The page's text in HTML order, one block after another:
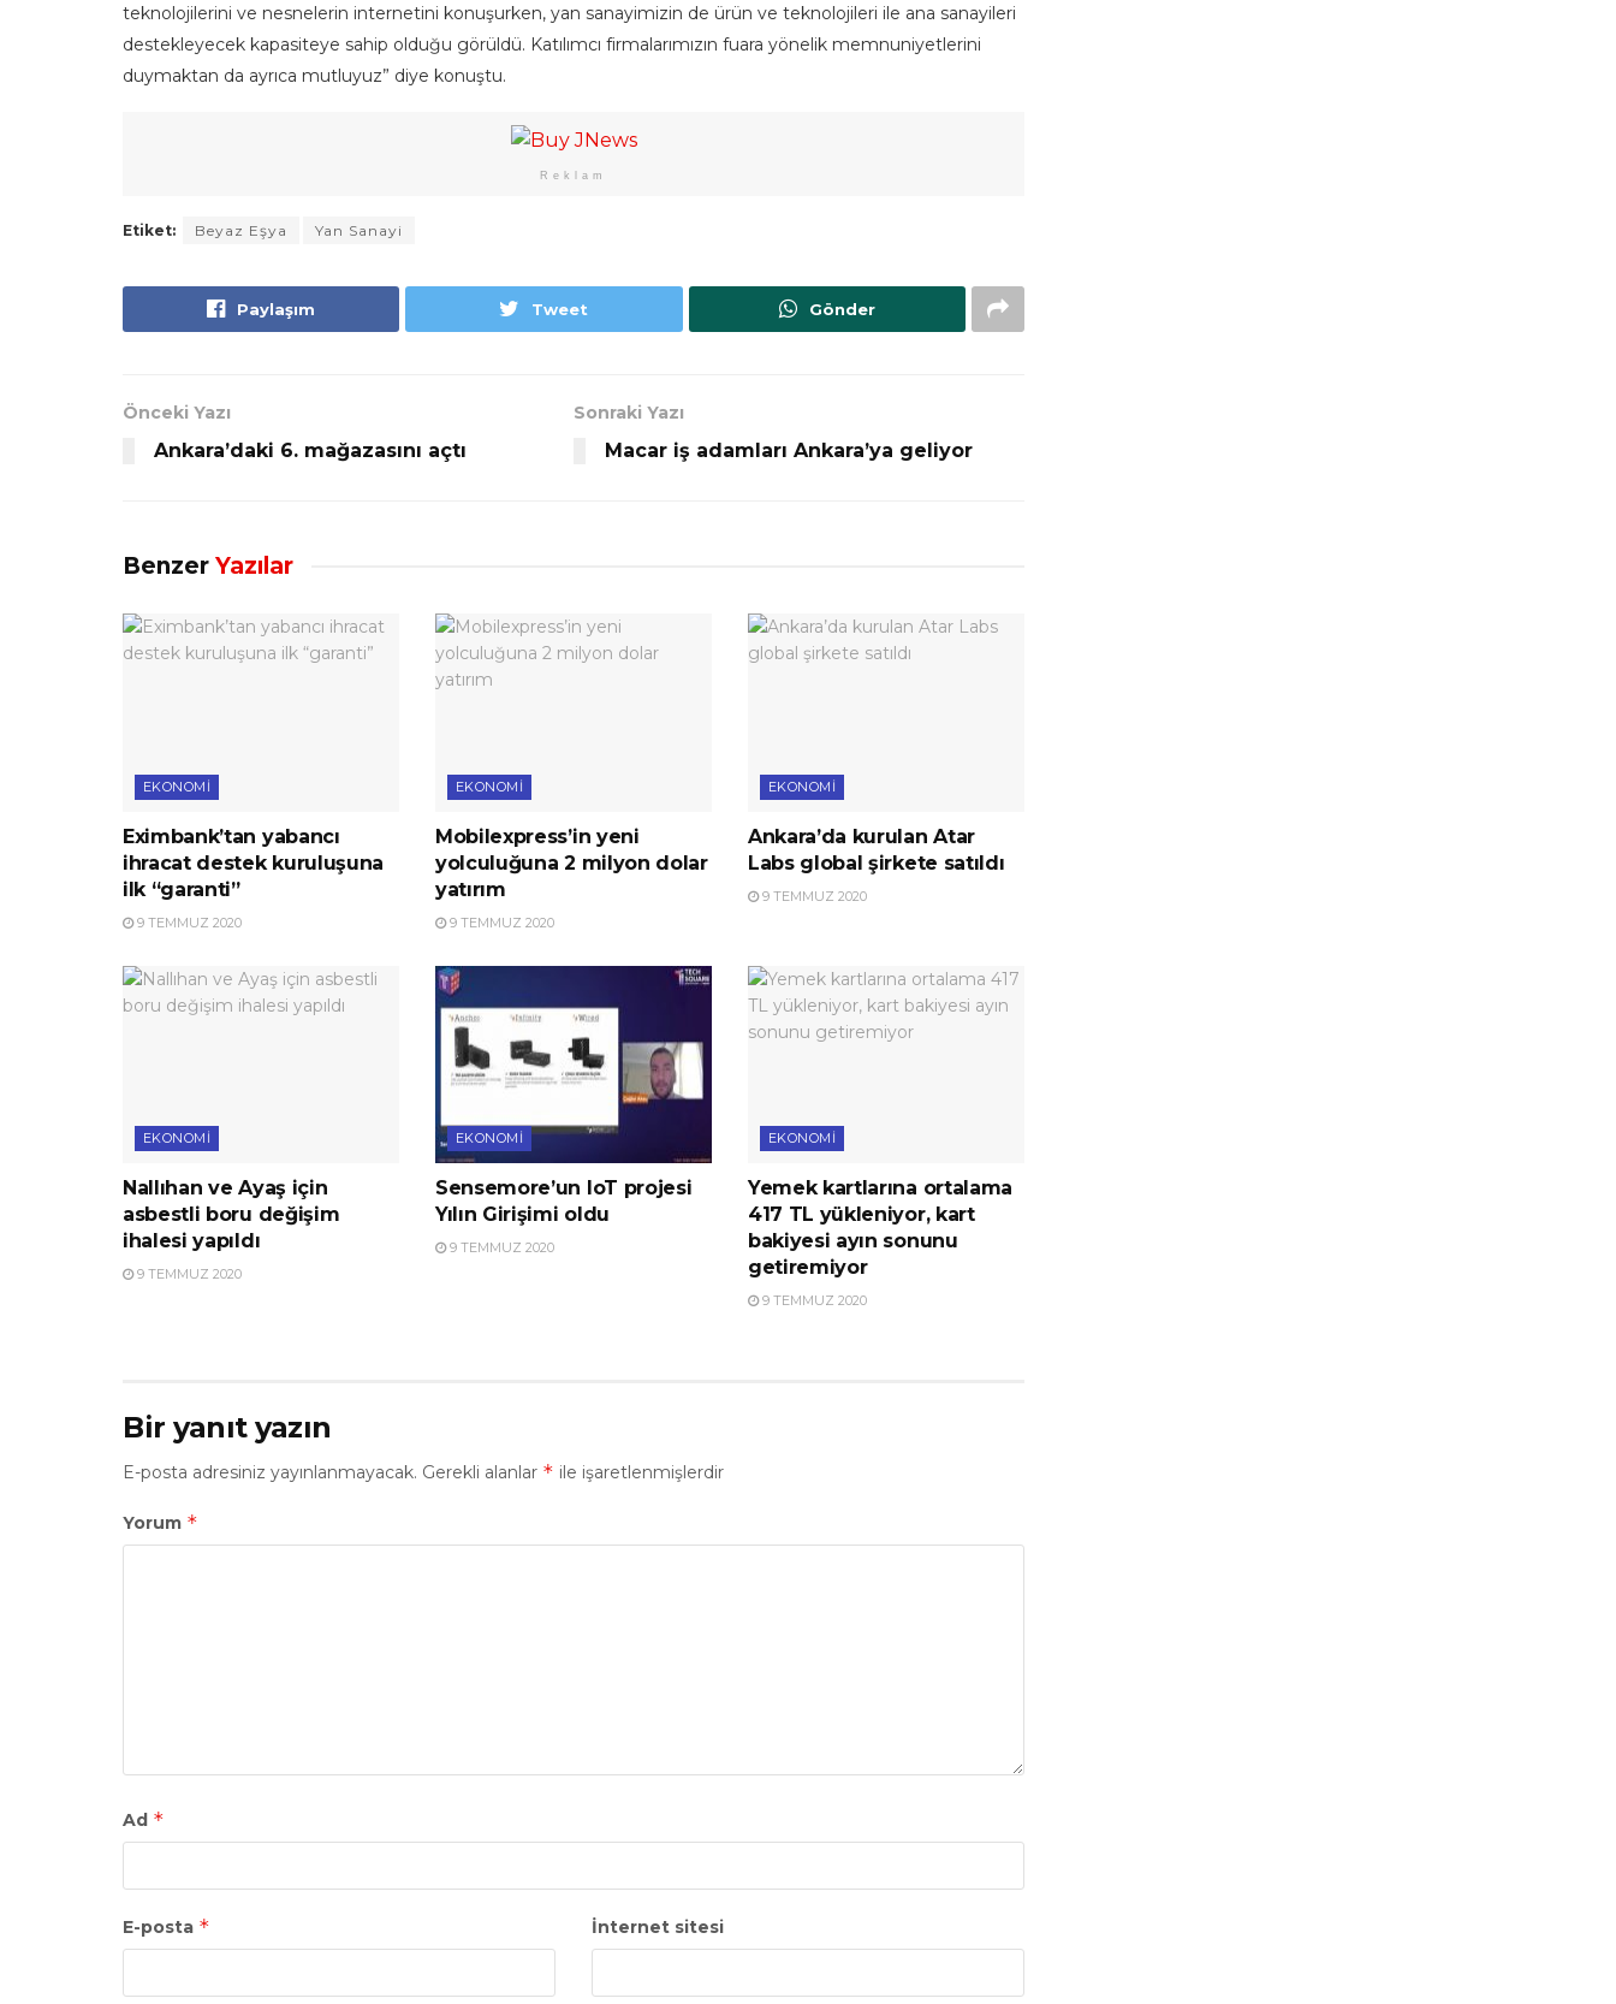
teknolojilerini ve nesnelerin internetini konuşurken, yan sanayimizin de ürün ve teknolojileri ile ana sanayileri
destekleyecek kapasiteye sahip olduğu görüldü. Katılımcı firmalarımızın fuara yönelik memnuniyetlerini
duymaktan da ayrıca mutluyuz” diye konuştu.
Reklam
Etiket: Beyaz Eşya Yan Sanayi
Paylaşım Tweet Gönder
Önceki Yazı
Ankara’daki 6. mağazasını açtı
Sonraki Yazı
Macar iş adamları Ankara’ya geliyor
Benzer Yazılar
EKONOMI
Eximbank’tan yabancı
ihracat destek kuruluşuna
ilk “garanti”
9 TEMMUZ 2020
EKONOMI
Mobilexpress’in yeni
yolculuğuna 2 milyon dolar
yatırım
9 TEMMUZ 2020
EKONOMI
Ankara’da kurulan Atar
Labs global şirkete satıldı
9 TEMMUZ 2020
EKONOMI
Nallıhan ve Ayaş için
asbestli boru değişim
ihalesi yapıldı
9 TEMMUZ 2020
EKONOMI
Sensemore’un IoT projesi
Yılın Girişimi oldu
9 TEMMUZ 2020
EKONOMI
Yemek kartlarına ortalama
417 TL yükleniyor, kart
bakiyesi ayın sonunu
getiremiyor
9 TEMMUZ 2020
Bir yanıt yazın
E-posta adresiniz yayınlanmayacak. Gerekli alanlar * ile işaretlenmişlerdir
Yorum *
Ad *
E-posta * İnternet sitesi